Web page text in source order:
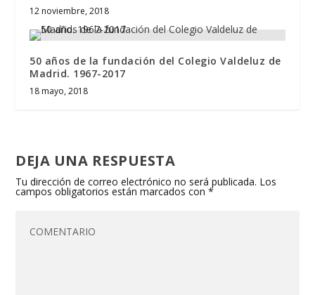
12 noviembre, 2018
50 años de la fundación del Colegio Valdeluz de
Madrid. 1967-2017
18 mayo, 2018
DEJA UNA RESPUESTA
Tu dirección de correo electrónico no será publicada. Los
campos obligatorios están marcados con*